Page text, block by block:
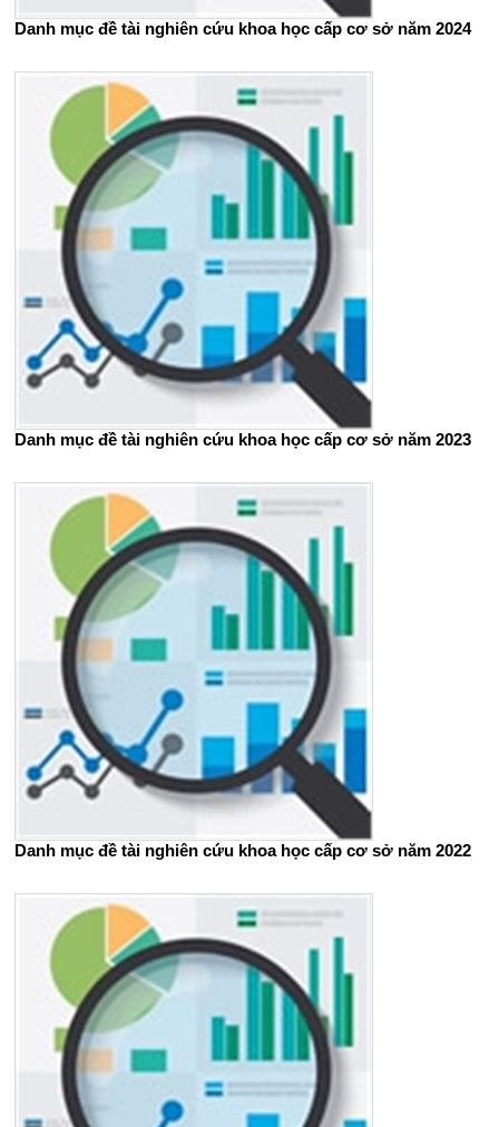
Danh mục đề tài nghiên cứu khoa học cấp cơ sở năm 2024
Danh mục đề tài nghiên cứu khoa học cấp cơ sở năm 2023
Danh mục đề tài nghiên cứu khoa học cấp cơ sở năm 2022